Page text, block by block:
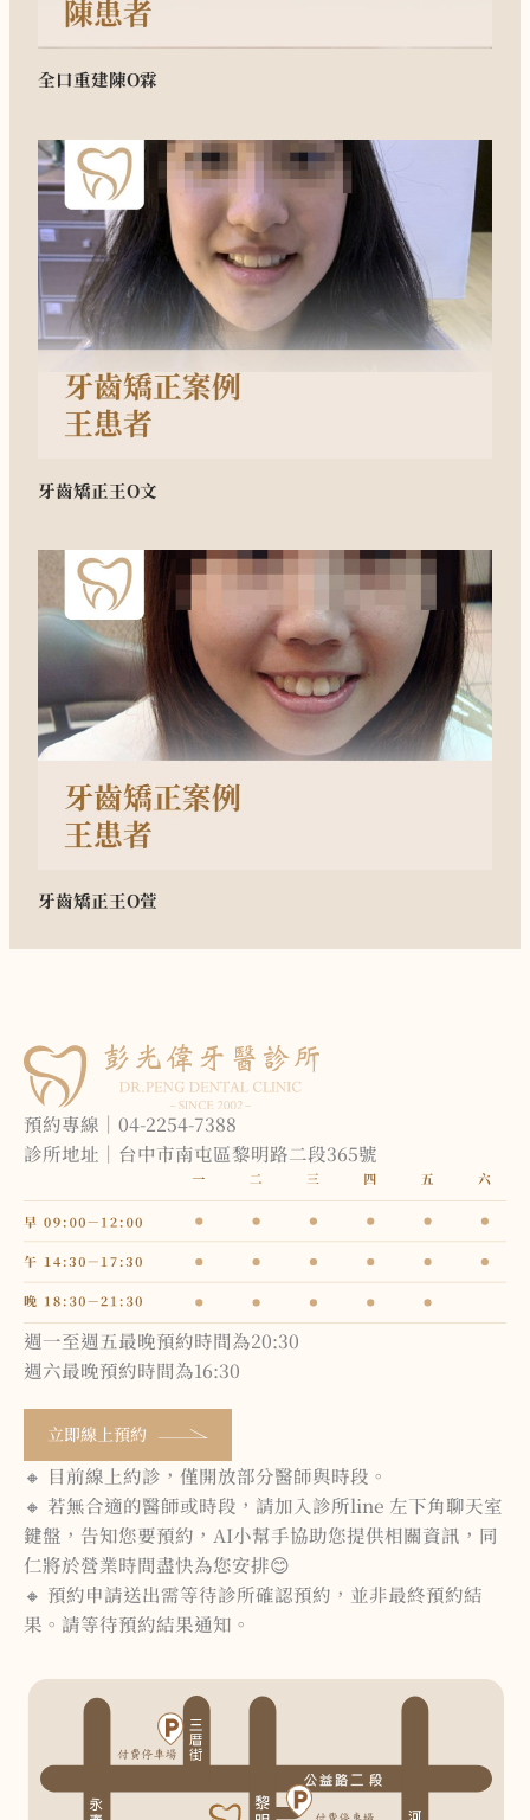
全口重建陳O霖
牙齒矯正王O文
牙齒矯正王O萱
預約專線｜04-2254-7388
診所地址｜台中市南屯區黎明路二段365號
週一至週五最晚預約時間為20:30
週六最晚預約時間為16:30
立即線上預約
🔸 目前線上約診，僅開放部分醫師與時段。
🔸 若無合適的醫師或時段，請加入診所line 左下角聊天室
鍵盤，告知您要預約，AI小幫手協助您提供相關資訊，同
仁將於營業時間盡快為您安排😊
🔸 預約申請送出需等待診所確認預約，並非最終預約結
果。請等待預約結果通知。